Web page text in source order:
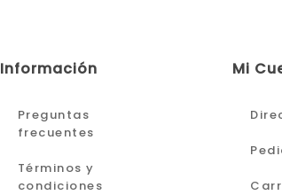
Información
Preguntas
frecuentes
Términos y
condiciones
Mi